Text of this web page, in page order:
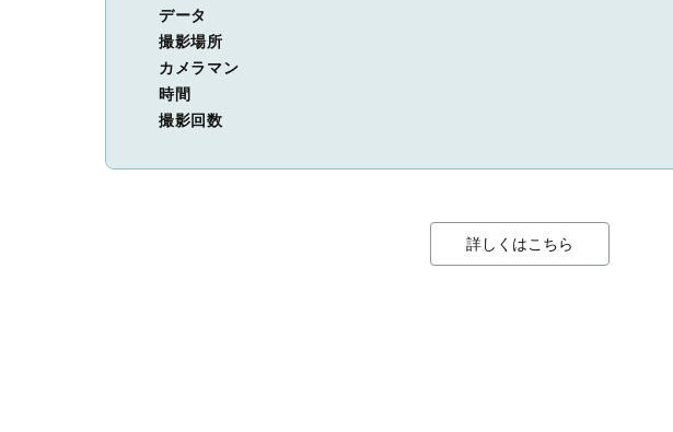
データ
撮影場所
カメラマン
時間
撮影回数
詳しくはこちら